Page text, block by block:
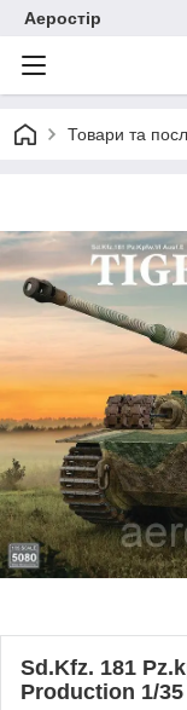
Аеростір
Товари та
Sd.Kfz. 181
Production 1/